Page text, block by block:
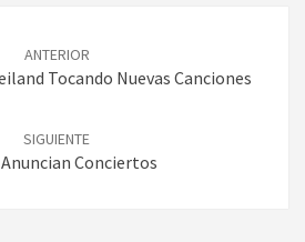
ANTERIOR
Tocando Nuevas Canciones
SIGUIENTE
Conciertos